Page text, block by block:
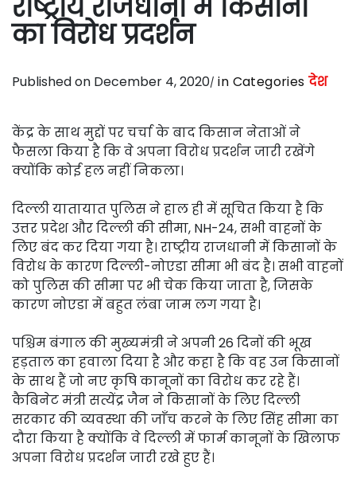
राष्ट्रीय राजधानी में किसानों
का विरोध प्रदर्शन
Published on December 4, 2020 in Categories देश
केंद्र के साथ मुद्दों पर चर्चा के बाद किसान नेताओं ने
फैसला किया है कि वे अपना विरोध प्रदर्शन जारी रखेंगे
क्योंकि कोई हल नहीं निकला।
दिल्ली यातायात पुलिस ने हाल ही में सूचित किया है कि
उत्तर प्रदेश और दिल्ली की सीमा, NH-24, सभी वाहनों के
लिए बंद कर दिया गया है। राष्ट्रीय राजधानी में किसानों के
विरोध के कारण दिल्ली-नोएडा सीमा भी बंद है। सभी वाहनों
को पुलिस की सीमा पर भी चेक किया जाता है, जिसके
कारण नोएडा में बहुत लंबा जाम लग गया है।
पश्चिम बंगाल की मुख्यमंत्री ने अपनी 26 दिनों की भूख
हड़ताल का हवाला दिया है और कहा है कि वह उन किसानों
के साथ हैं जो नए कृषि कानूनों का विरोध कर रहे हैं।
कैबिनेट मंत्री सत्येंद्र जैन ने किसानों के लिए दिल्ली
सरकार की व्यवस्था की जाँच करने के लिए सिंह सीमा का
दौरा किया है क्योंकि वे दिल्ली में फार्म कानूनों के खिलाफ
अपना विरोध प्रदर्शन जारी रखे हुए हैं।